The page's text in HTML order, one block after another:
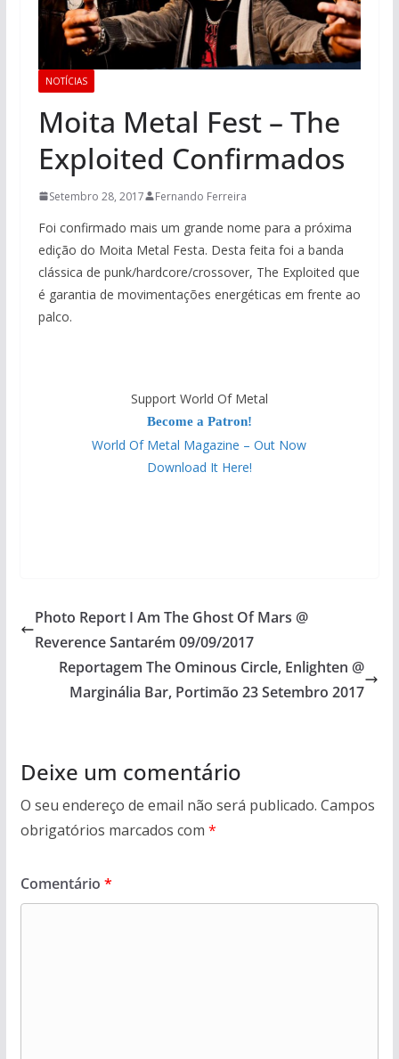
NOTÍCIAS
Moita Metal Fest – The
Exploited Confirmados
Setembro 28, 2017 Fernando Ferreira
Foi confirmado mais um grande nome para a próxima
edição do Moita Metal Festa. Desta feita foi a banda
clássica de punk/hardcore/crossover, The Exploited que
é garantia de movimentações energéticas em frente ao
palco.
Support World Of Metal
Become a Patron!
World Of Metal Magazine – Out Now
Download It Here!
Photo Report I Am The Ghost Of Mars @
Reverence Santarém 09/09/2017
Reportagem The Ominous Circle, Enlighten @
Marginália Bar, Portimão 23 Setembro 2017
Deixe um comentário
O seu endereço de email não será publicado. Campos
obrigatórios marcados com *
Comentário *